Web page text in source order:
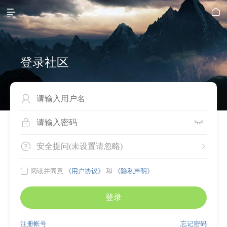
 
登录社区

 
 
安全提问(未设置请忽略)
 阅读并同意 《用户协议》 和 《隐私声明》
登录
忘记密码
注册帐号